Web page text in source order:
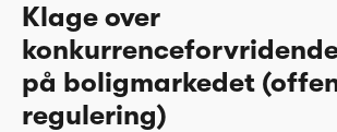
Klage over
på boligmarkedet
regulering)